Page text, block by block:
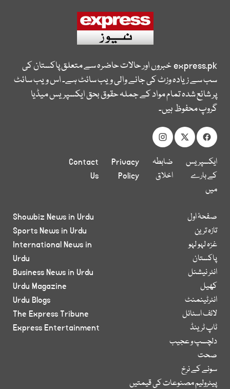
express.pkخبروں اور حالات حاضرہ سے متعلق پاکستان کی
سب سے زیادہ وزٹ کی جانے والی ویب سائٹ ہے۔ اس ویب سائٹ
پر شائع شدہ تمام مواد کے جملہ حقوق بحق ایکسپریس میڈیا
گروپ محفوظ ہیں۔
ایکسپریس
کے بارے
میں
ضابطہ
اخلاق
Privacy
Policy
Contact
Us
صفحۂ اول
تازہ ترین
غزہ لہو لہو
پاکستان
انٹر نیشنل
کھیل
انٹرٹینمنٹ
لائف اسٹائل
ٹاپ ٹرینڈ
دلچسپ و عجیب
صحت
سونے کے نرخ
پیٹرولیم مصنوعات کی قیمتیں
Showbiz News in Urdu
Sports News in Urdu
International News in
Urdu
Business News in Urdu
Urdu Magazine
Urdu Blogs
The Express Tribune
Express Entertainment